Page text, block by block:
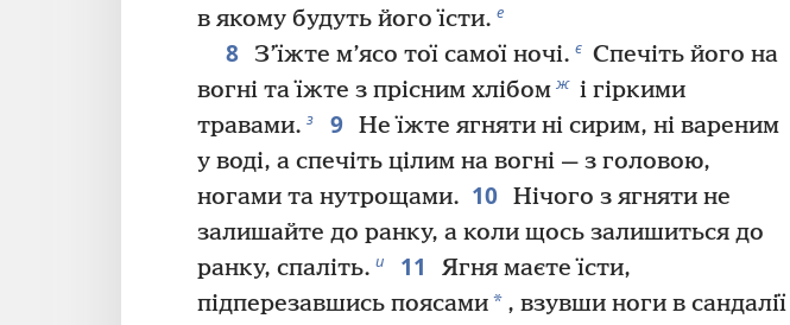
в якому будуть його їсти. е
8 З’їжте м’ясо тої самої ночі. є Спечіть його на
вогні та їжте з прісним хлібом ж і гіркими
травами. з 9 Не їжте ягняти ні сирим, ні вареним
у воді, а спечіть цілим на вогні — з головою,
ногами та нутрощами. 10 Нічого з ягняти не
залишайте до ранку, а коли щось залишиться до
ранку, спаліть. и 11
Ягня маєте їсти,
підперезавшись поясами* , взувши ноги в сандалії